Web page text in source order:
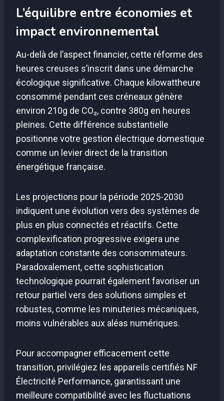
L’équilibre entre économies et
impact environnemental
Au-delà de l’aspect financier, cette réforme des
heures creuses s’inscrit dans une démarche
écologique significative. Chaque kilowattheure
consommé pendant ces créneaux génère
environ 210g de CO₂, contre 380g en heures
pleines. Cette différence substantielle
positionne votre gestion électrique domestique
comme un levier direct de la transition
énergétique française.
Les projections pour la période 2025-2030
indiquent une évolution vers des systèmes de
plus en plus connectés et réactifs. Cette
complexification progressive exigera une
adaptation constante des consommateurs.
Paradoxalement, cette sophistication
technologique pourrait également favoriser un
retour partiel vers des solutions simples et
robustes, comme les minuteries mécaniques,
moins vulnérables aux aléas numériques.
Pour accompagner efficacement cette
transition, privilégiez les appareils certifiés NF
Électricité Performance, garantissant une
meilleure compatibilité avec les fluctuations